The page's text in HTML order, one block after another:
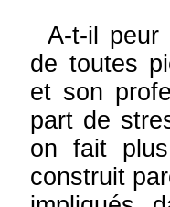
A-t-il peur
de toutes
et son
part de
on fait
construit